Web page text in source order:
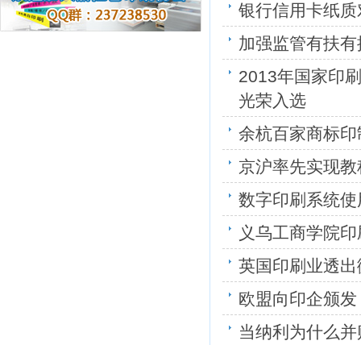
银行信用卡纸
加强监管有扶
2013年国家印
光荣入选
余杭百家商标
京沪率先实现
数字印刷系统
义乌工商学院
英国印刷业透
欧盟向印企颁
当纳利为什么